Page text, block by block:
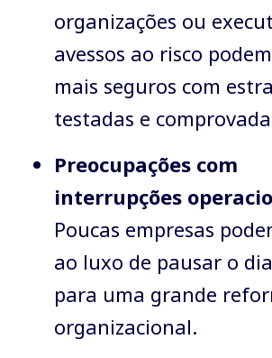
organizações ou
avessos ao risco
mais seguros com
testadas e
Preocupações com
interrupções
Poucas empresas
ao luxo de pausar o
para uma grande
organizacional.